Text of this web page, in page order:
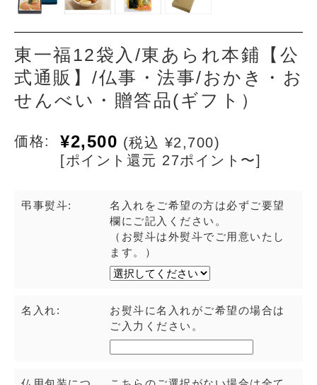
東一福12袋入/東あられ本鋪【公
式通販】/仏事・法事/おかき・お
せんべい・贈答品(ギフト）
価格: ¥2,500 (税込 ¥2,700)
[ポイント還元 27ポイント〜]
弔事熨斗:
名入れをご希望の方は必ずご要望
欄にご記入ください。
（お熨斗は外熨斗でご用意いたし
ます。）
名入れ:
お熨斗に名入れがご希望の場合は
ご入力ください。